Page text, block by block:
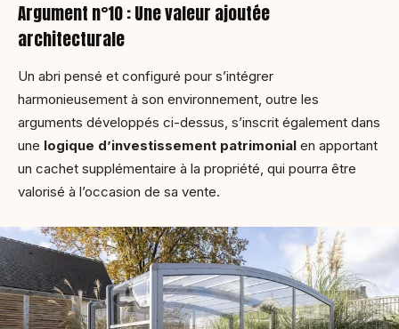
Argument n°10 : Une valeur ajoutée
architecturale
Un abri pensé et configuré pour s’intégrer
harmonieusement à son environnement, outre les
arguments développés ci-dessus, s’inscrit également dans
une logique d’investissement patrimonial en apportant
un cachet supplémentaire à la propriété, qui pourra être
valorisé à l’occasion de sa vente.